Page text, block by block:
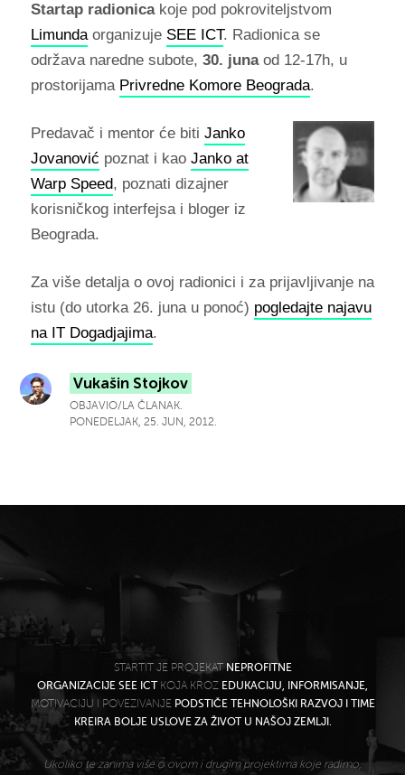
Startap radionicakoje pod pokroviteljstvom
Limundaorganizuje SEE ICT. Radionica se
održava naredne subote, 30. junaod 12-17h, u
prostorijama Privredne Komore Beograda.
Predavač i mentor će biti Janko
Jovanović poznat i kao Janko at
Warp Speed, poznati dizajner
korisničkog interfejsa i bloger iz
Beograda.
Za više detalja o ovoj radionici i za prijavljivanje na
istu (do utorka 26. juna u ponoć) pogledajte najavu
na IT Dogadjajima.
Vukašin Stojkov
OBJAVIO/LA ČLANAK.
PONEDELJAK, 25. JUN, 2012.
STARTIT JE PROJEKAT NEPROFITNE
ORGANIZACIJE SEE ICTKOJA KROZ EDUKACIJU, INFORMISANJE,
MOTIVACIJU I POVEZIVANJE PODSTIČE TEHNOLOŠKI RAZVOJ I TIME
KREIRA BOLJE USLOVE ZA ŽIVOT U NAŠOJ ZEMLJI.
Ukoliko te zanima više o ovom i drugim projektima koje radimo,